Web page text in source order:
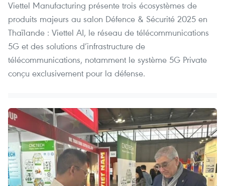
Viettel Manufacturing présente trois écosystèmes de
produits majeurs au salon Défence & Sécurité 2025 en
Thaïlande : Viettel AI, le réseau de télécommunications
5G et des solutions d’infrastructure de
télécommunications, notamment le système 5G Private
conçu exclusivement pour la défense.